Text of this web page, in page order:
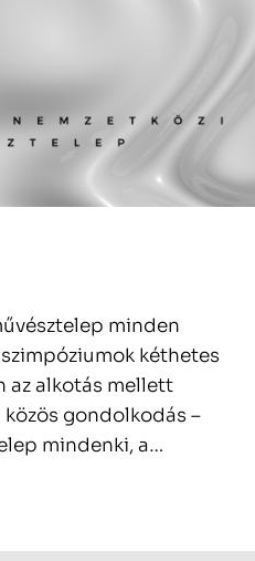
minden
kéthetes
az alkotás mellett
gondolkodás –
mindenki, a…